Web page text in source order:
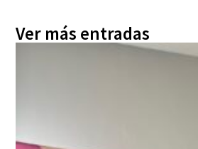
Ver más entradas